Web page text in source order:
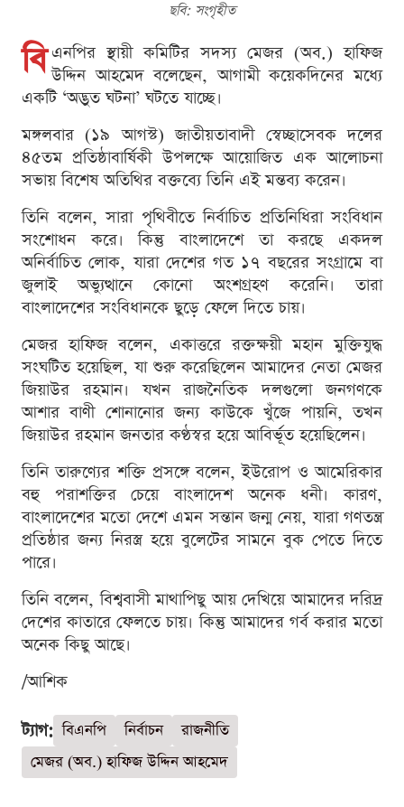
ছবি: সংগৃহীত
বি এনপির স্থায়ী কমিটির সদস্য মেজর (অব.) হাফিজ
উদ্দিন আহমেদ বলেছেন, আগামী কয়েকদিনের মধ্যে
একটি ‘অদ্ভুত ঘটনা’ ঘটতে যাচ্ছে।
মঙ্গলবার (১৯ আগস্ট) জাতীয়তাবাদী স্বেচ্ছাসেবক দলের
৪৫তম প্রতিষ্ঠাবার্ষিকী উপলক্ষে আয়োজিত এক আলোচনা
সভায় বিশেষ অতিথির বক্তব্যে তিনি এই মন্তব্য করেন।
তিনি বলেন, সারা পৃথিবীতে নির্বাচিত প্রতিনিধিরা সংবিধান
সংশোধন করে। কিন্তু বাংলাদেশে তা করছে একদল
অনির্বাচিত লোক, যারা দেশের গত ১৭ বছরের সংগ্রামে বা
জুলাই অভ্যুত্থানে কোনো অংশগ্রহণ করেনি। তারা
বাংলাদেশের সংবিধানকে ছুড়ে ফেলে দিতে চায়।
মেজর হাফিজ বলেন, একাত্তরে রক্তক্ষয়ী মহান মুক্তিযুদ্ধ
সংঘটিত হয়েছিল, যা শুরু করেছিলেন আমাদের নেতা মেজর
জিয়াউর রহমান। যখন রাজনৈতিক দলগুলো জনগণকে
আশার বাণী শোনানোর জন্য কাউকে খুঁজে পায়নি, তখন
জিয়াউর রহমান জনতার কণ্ঠস্বর হয়ে আবির্ভূত হয়েছিলেন।
তিনি তারুণ্যের শক্তি প্রসঙ্গে বলেন, ইউরোপ ও আমেরিকার
বহু পরাশক্তির চেয়ে বাংলাদেশ অনেক ধনী। কারণ,
বাংলাদেশের মতো দেশে এমন সন্তান জন্ম নেয়, যারা গণতন্ত্র
প্রতিষ্ঠার জন্য নিরস্ত্র হয়ে বুলেটের সামনে বুক পেতে দিতে
পারে।
তিনি বলেন, বিশ্ববাসী মাথাপিছু আয় দেখিয়ে আমাদের দরিদ্র
দেশের কাতারে ফেলতে চায়। কিন্তু আমাদের গর্ব করার মতো
অনেক কিছু আছে।
/আশিক
ট্যাগ: বিএনপি নির্বাচন
রাজনীতি
মেজর (অব.) হাফিজ উদ্দিন আহমেদ